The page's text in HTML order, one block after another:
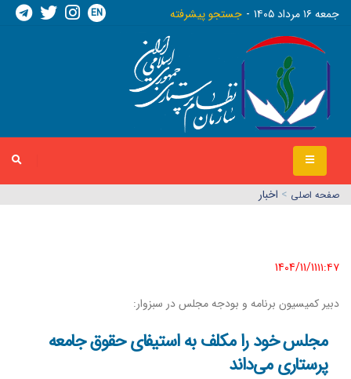
جمعه ١٦ مرداد ١٤٠٥ جستجو پیشرفته EN
صفحه اصلي > اخبار
1404/11/11١١:٤٧
دبیر کمیسیون برنامه و بودجه مجلس در سبزوار:
مجلس خود را مکلف به استیفای حقوق جامعه
پرستاری می‌داند